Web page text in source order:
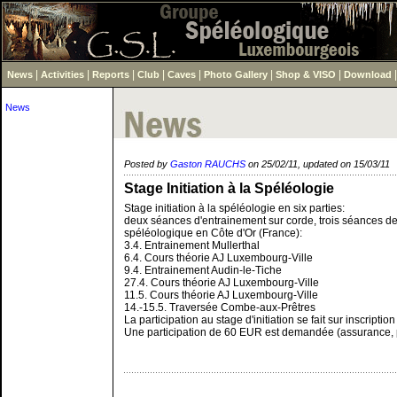
News Activities Reports Club Caves Photo Gallery Shop & VISO Download
News
Posted by Gaston RAUCHS on 25/02/11, updated on 15/03/11
Stage Initiation à la Spéléologie
Stage initiation à la spéléologie en six parties:
deux séances d'entrainement sur corde, trois séances
spéléologique en Côte d'Or (France):
3.4. Entrainement Mullerthal
6.4. Cours théorie AJ Luxembourg-Ville
9.4. Entrainement Audin-le-Tiche
27.4. Cours théorie AJ Luxembourg-Ville
11.5. Cours théorie AJ Luxembourg-Ville
14.-15.5. Traversée Combe-aux-Prêtres
La participation au stage d'initiation se fait sur
Une participation de 60 EUR est demandée